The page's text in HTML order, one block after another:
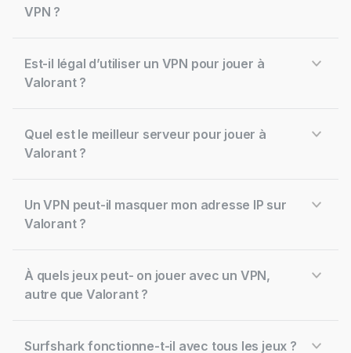
VPN ?
Est-il légal d’utiliser un VPN pour jouer à
Valorant ?
Quel est le meilleur serveur pour jouer à
Valorant ?
Un VPN peut-il masquer mon adresse IP sur
Valorant ?
À quels jeux peut- on jouer avec un VPN,
autre que Valorant ?
Surfshark fonctionne-t-il avec tous les jeux ?